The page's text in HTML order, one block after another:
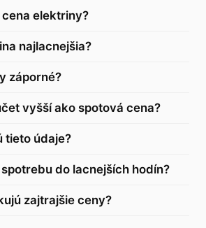
elektriny?
najlacnejšia?
záporné?
vyšší ako spotová cena?
tieto údaje?
do lacnejších hodín?
zajtrajšie ceny?